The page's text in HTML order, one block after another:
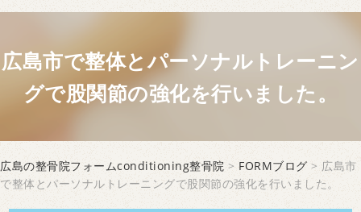
広島市で整体とパーソナルトレーニン
グで股関節の強化を行いました。
広島の整骨院フォームconditioning整骨院 > FORMブログ > 広島市
で整体とパーソナルトレーニングで股関節の強化を行いました。